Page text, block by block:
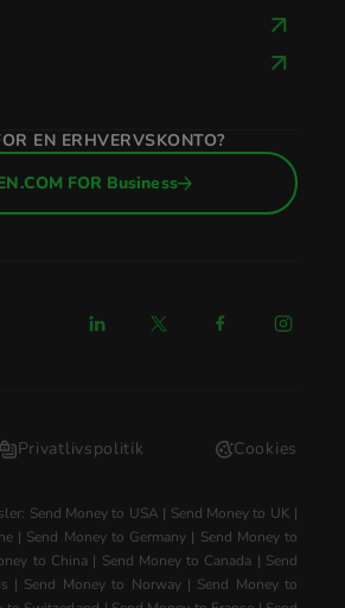
EN ERHVERVSKONTO?
FOR Business
Privatlivspolitik Cookies
Send Money to USA | Send Money to UK |
| Send Money to Germany | Send Money to
to China| Send Money to Canada | Send
| Send Money to Norway| Send Money to